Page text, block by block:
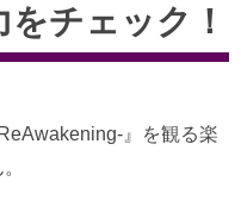
チェック！
』を観る楽